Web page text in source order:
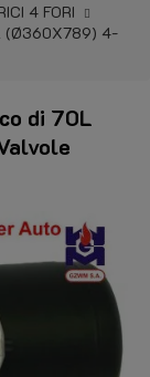
4 FORI
(Ø360X789) 4-
di 70L